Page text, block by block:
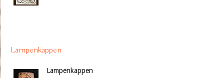
Lampenkappen
Lampenkappen